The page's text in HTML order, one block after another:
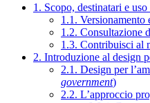
1. Scopo, destinatari e
1.1. Versionamento
1.2. Consultazione
1.3. Contribuisci al
2. Introduzione al design
2.1. Design per
government)
2.2. L’approccio